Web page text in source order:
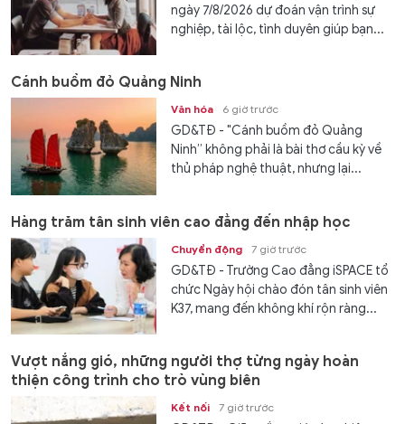
ngày 7/8/2026 dự đoán vận trình sự
nghiệp, tài lộc, tình duyên giúp bạn...
Cánh buồm đỏ Quảng Ninh
Văn hóa 6 giờ trước
GD&TĐ - "Cánh buồm đỏ Quảng
Ninh” không phải là bài thơ cầu kỳ về
thủ pháp nghệ thuật, nhưng lại...
Hàng trăm tân sinh viên cao đẳng đến nhập học
Chuyển động 7 giờ trước
GD&TĐ - Trường Cao đẳng iSPACE tổ
chức Ngày hội chào đón tân sinh viên
K37, mang đến không khí rộn ràng...
Vượt nắng gió, những người thợ từng ngày hoàn
thiện công trình cho trò vùng biên
Kết nối 7 giờ trước